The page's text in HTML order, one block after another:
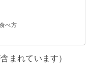
水化物類と比較
動量
分解
べ方
まれています）